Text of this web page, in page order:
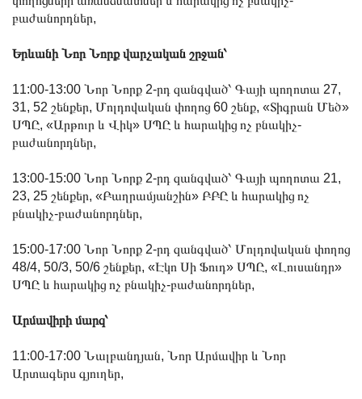
բաժանորդներ,
Երևանի Նոր Նորք վարչական շրջան՝
11:00-13:00 Նոր Նորք 2-րդ զանգված՝ Գայի պողոտա 27,
31, 52 շենքեր, Մոլդովական փողոց 60 շենք, «Տիգրան Մեծ»
ՍՊԸ, «Արթուր և Վիկ» ՍՊԸ և հարակից ոչ բնակիչ-
բաժանորդներ,
13:00-15:00 Նոր Նորք 2-րդ զանգված՝ Գայի պողոտա 21,
23, 25 շենքեր, «Բաղրամյանշին» ԲԲԸ և հարակից ոչ
բնակիչ-բաժանորդներ,
15:00-17:00 Նոր Նորք 2-րդ զանգված՝ Մոլդովական փողոց
48/4, 50/3, 50/6 շենքեր, «Էկո Սի Ֆուդ» ՍՊԸ, «Լուսանդր»
ՍՊԸ և հարակից ոչ բնակիչ-բաժանորդներ,
Արմավիրի մարզ՝
11:00-17:00 Նալբանդյան, Նոր Արմավիր և Նոր
Արտագերս գյուղեր,